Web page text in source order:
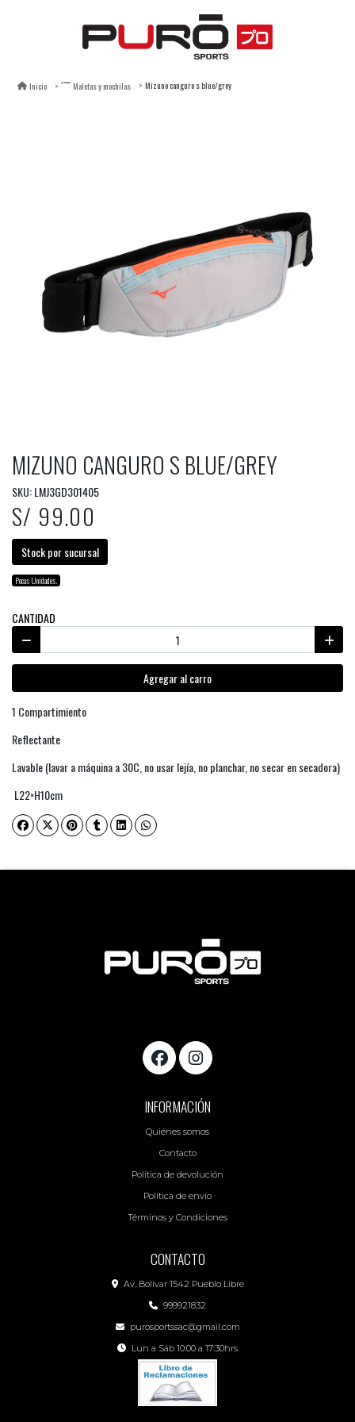
Inicio Maletas y mochilas Mizuno canguro s blue/grey
MIZUNO CANGURO S BLUE/GREY
SKU: LMJ3GD301405
S/ 99.00
Stock por sucursal
Pocas Unidades.
CANTIDAD
Agregar al carro
1 Compartimiento
Reflectante
Lavable (lavar a máquina a 30C, no usar lejía, no planchar, no secar en secadora)
L22×H10cm
INFORMACIÓN
Quiénes somos
Contacto
Política de devolución
Política de envío
Términos y Condiciones
CONTACTO
Av. Bolívar 1542 Pueblo Libre
999921832
purosportssac@gmail.com
Lun a Sáb 10:00 a 17:30hrs